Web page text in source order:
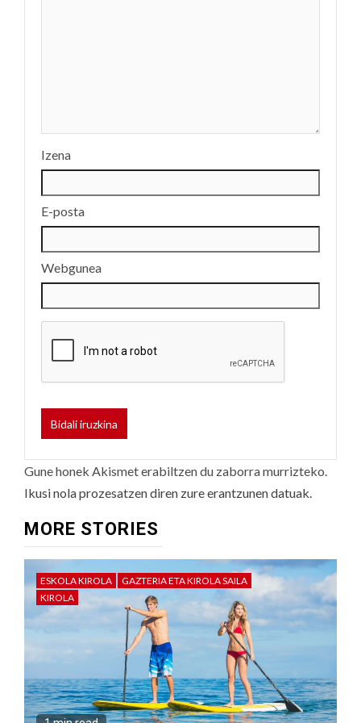
Izena
E-posta
Webgunea
Gune honek Akismet erabiltzen du zaborra murrizteko.
Ikusi nola prozesatzen diren zure erantzunen datuak.
MORE STORIES
ESKOLA KIROLA
GAZTERIA ETA KIROLA SAILA
KIROLA